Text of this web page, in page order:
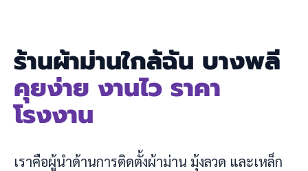
ร้านผ้าม่านใกล้ฉัน บางพลี
คุยง่าย งานไว ราคา
โรงงาน
เราคือผู้นำด้านการติดตั้งผ้าม่าน มุ้งลวด และเหล็ก